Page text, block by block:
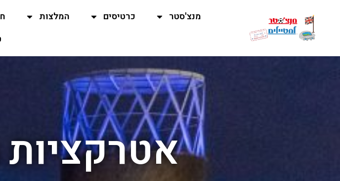
מנצ'סטר כרטיסים המלצות